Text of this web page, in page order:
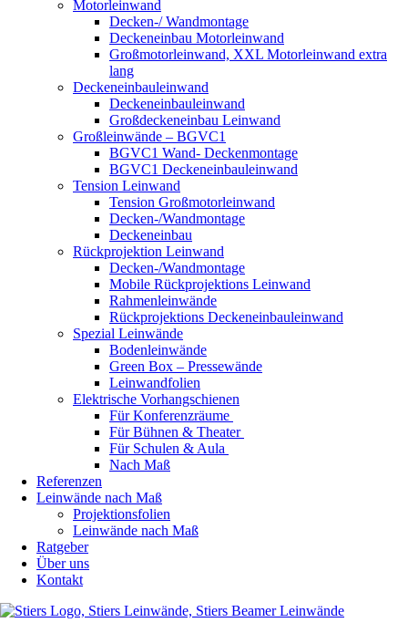
Motorleinwand
Decken-/ Wandmontage
Deckeneinbau Motorleinwand
Großmotorleinwand, XXL Motorleinwand extra
lang
Deckeneinbauleinwand
Deckeneinbauleinwand
Großdeckeneinbau Leinwand
Großleinwände – BGVC1
BGVC1 Wand- Deckenmontage
BGVC1 Deckeneinbauleinwand
Tension Leinwand
Tension Großmotorleinwand
Decken-/Wandmontage
Deckeneinbau
Rückprojektion Leinwand
Decken-/Wandmontage
Mobile Rückprojektions Leinwand
Rahmenleinwände
Rückprojektions Deckeneinbauleinwand
Spezial Leinwände
Bodenleinwände
Green Box – Pressewände
Leinwandfolien
Elektrische Vorhangschienen
Für Konferenzräume
Für Bühnen & Theater
Für Schulen & Aula
Nach Maß
Referenzen
Leinwände nach Maß
Projektionsfolien
Leinwände nach Maß
Ratgeber
Über uns
Kontakt